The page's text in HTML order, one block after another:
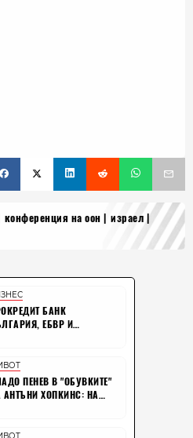
конференция на оон
израел